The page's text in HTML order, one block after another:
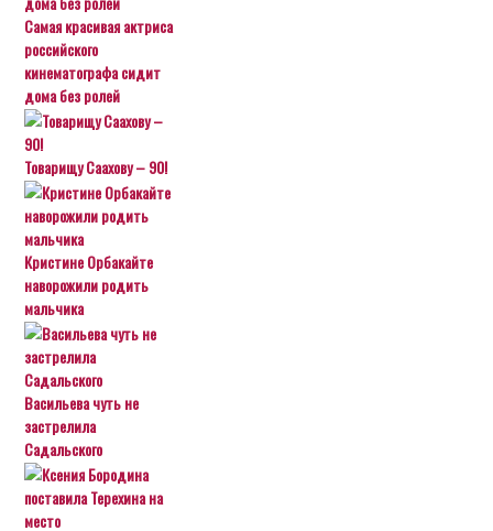
Самая красивая актриса
российского
кинематографа сидит
дома без ролей
Товарищу Саахову – 90!
Кристине Орбакайте
наворожили родить
мальчика
Васильева чуть не
застрелила
Садальского